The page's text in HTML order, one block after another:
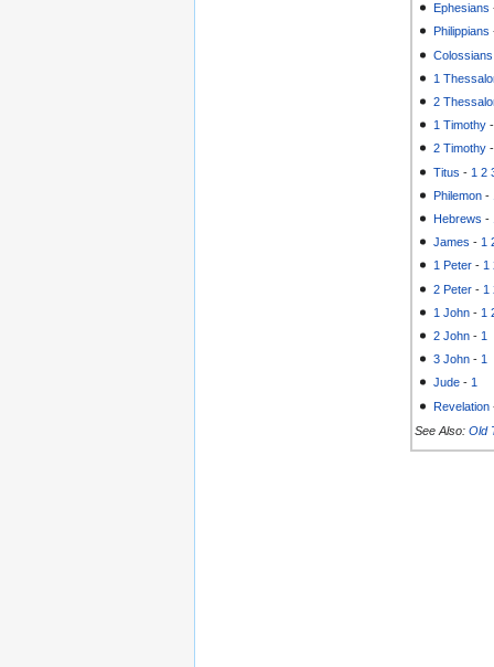
Ephesians
Philippians
Colossians
1
2
1 Timothy
2 Timothy
Titus - 1 2
Philemon -
Hebrews -
James - 1
1 Peter - 1
2 Peter - 1
1 John - 1
2 John - 1
3 John - 1
Jude - 1
Revelation
See Also: Old